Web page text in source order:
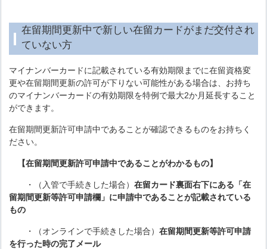
在留期間更新中で新しい在留カードがまだ交付され
ていない方
マイナンバーカードに記載されている有効期限までに在留資格変
更や在留期間更新の許可が下りない可能性がある場合は、お持ち
のマイナンバーカードの有効期限を特例で最大2か月延長すること
ができます。
在留期間更新許可申請中であることが確認できるものをお持ちく
ださい。
【在留期間更新許可申請中であることがわかるもの】
・（入管で手続きした場合）在留カード裏面右下にある「在
留期間更新等許可申請欄」に申請中であることが記載されている
もの
・（オンラインで手続きした場合）在留期間更新等許可申請
を行った時の完了メール